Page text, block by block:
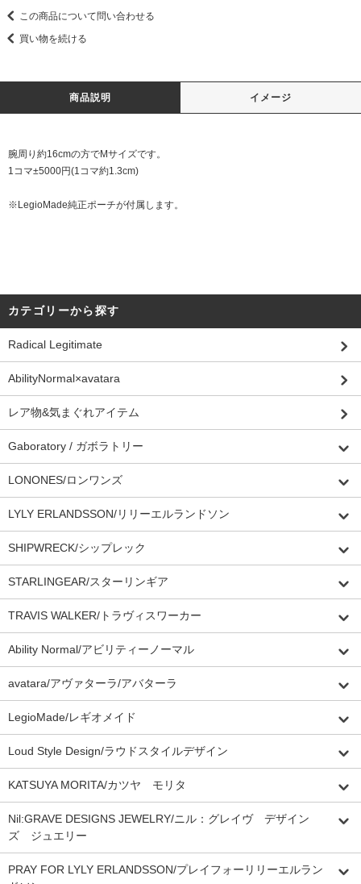
この商品について問い合わせる
買い物を続ける
商品説明 イメージ
腕周り約16cmの方でMサイズです。
1コマ±5000円(1コマ約1.3cm)
※LegioMade純正ポーチが付属します。
カテゴリーから探す
Radical Legitimate
AbilityNormal×avatara
レア物&気まぐれアイテム
Gaboratory / ガボラトリー
LONONES/ロンワンズ
LYLY ERLANDSSON/リリーエルランドソン
SHIPWRECK/シップレック
STARLINGEAR/スターリンギア
TRAVIS WALKER/トラヴィスワーカー
Ability Normal/アビリティーノーマル
avatara/アヴァターラ/アバターラ
LegioMade/レギオメイド
Loud Style Design/ラウドスタイルデザイン
KATSUYA MORITA/カツヤ モリタ
Nil:GRAVE DESIGNS JEWELRY/ニル：グレイヴ デザイン
ズ ジュエリー
PRAY FOR LYLY ERLANDSSON/プレイフォーリリーエルラン